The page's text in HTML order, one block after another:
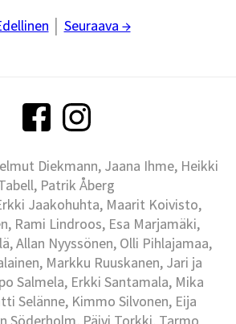
Seuraava →
Diekmann, Jaana Ihme, Heikki
Patrik Åberg
Jaakohuhta, Maarit Koivisto,
Rami Lindroos, Esa Marjamäki,
Allan Nyyssönen, Olli Pihlajamaa,
Markku Ruuskanen, Jari ja
Salmela, Erkki Santamala, Mika
Selänne, Kimmo Silvonen, Eija